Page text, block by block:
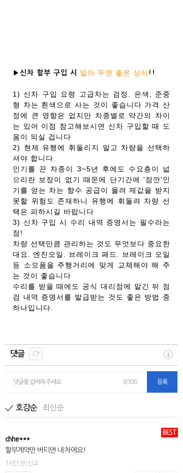
▶신차 할부 구입 시 알아 두면 좋은 상식 !!
1) 신차 구입 요령 고급차는 검정. 은색, 준중
형 차는 흰색으로 사는 것이 좋습니다 가격 산
정에 큰 영향은 없지만 차종별로 약간의 차이
는 있어 이점 참고해보시면 신차 구입할 때 도
움이 되실 겁니다
2) 현제 유행에 휘둘리지 말고 차량을 선택하
셔야 합니다.
인기를 끈 차종이 3~5년 후에도 수요층이 넓
으리란 보장이 없기 때문에 단기간에 '잠깐'인
기를 얻는 차는 향수 공급이 몰려 제값을 받지
못할 위험도 존재하니 유행에 휘둘려 차량 선
택은 피하시길 바랍니다
3) 신차 구입 시 수리 내역 증명서는 필수라는
점!
차량 선택만큼 관리하는 것도 무엇보다 중요한
대요. 엔진오일. 브레이크 패드. 브레이크 오일
등 소모품을 주행거리에 맞게 교체해야 해 주
는 것이 좋습니다
수리를 받을 때에도 공식 대리점에 맡긴 뒤 점
검 내역 증명서를 발급받는 것도 좋은 방법 중
하나입니다.
댓글
댓글을 입력해 주세요 0/300 등록
호감순 최신순
BEST
chhe***
할부계약만 버티면 내 차에요!
1시간 전 | 신고